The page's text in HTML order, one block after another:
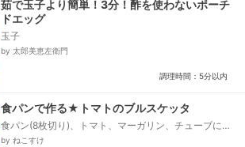
茹で玉子より簡単！3分！酢を使わないポーチ
ドエッグ
玉子
by 太郎美恵左衛門
調理時間：5分以内
食パンで作る★トマトのブルスケッタ
食パン(8枚切り)、トマト、マーガリン、チューブにん
にく、★EXオリーブオイル、★塩、★黒胡椒、★バジ
by ねこすけ